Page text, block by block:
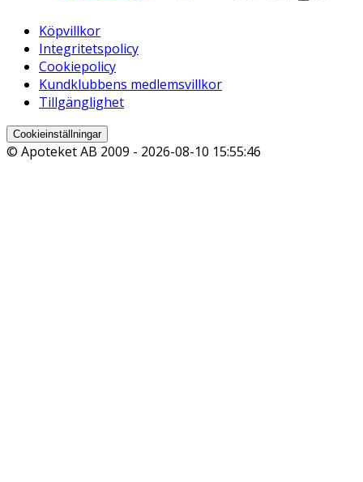
Köpvillkor
Integritetspolicy
Cookiepolicy
Kundklubbens medlemsvillkor
Tillgänglighet
Cookieinställningar
© Apoteket AB 2009 - 2026-08-10 15:55:46